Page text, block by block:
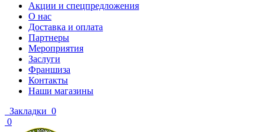
Акции и спецпредложения
О нас
Доставка и оплата
Партнеры
Мероприятия
Заслуги
Франшиза
Контакты
Наши магазины
Закладки 0
0